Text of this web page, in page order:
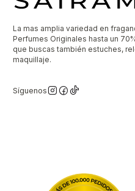
La mas amplia variedad en
Perfumes Originales hasta un
que buscas también estuches,
maquillaje.
Síguenos